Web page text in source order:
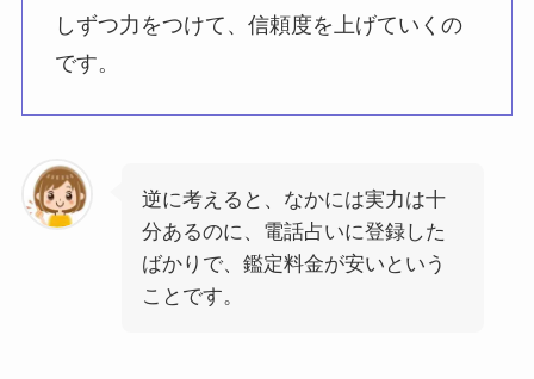
しずつ力をつけて、信頼度を上げていくの
です。
逆に考えると、なかには実力は十
分あるのに、電話占いに登録した
ばかりで、鑑定料金が安いという
ことです。